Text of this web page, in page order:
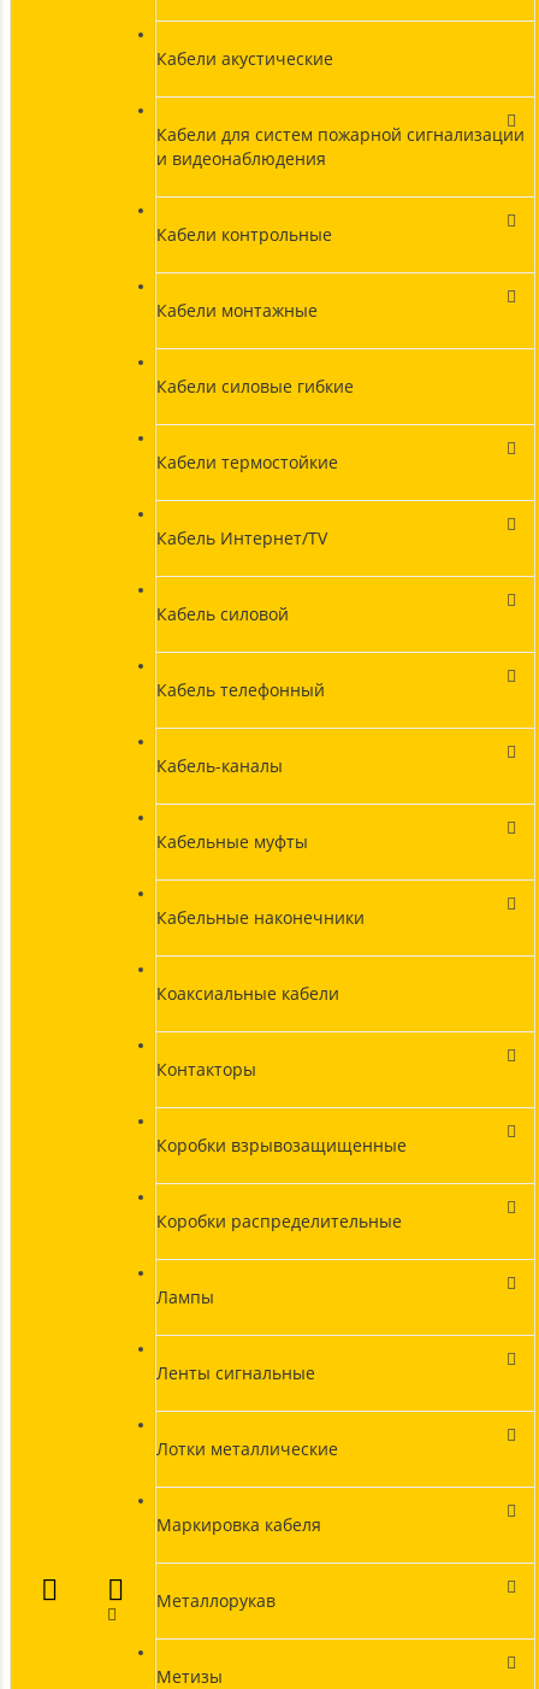
Кабели акустические
Кабели для систем пожарной сигнализации
и видеонаблюдения
Кабели контрольные
Кабели монтажные
Кабели силовые гибкие
Кабели термостойкие
Кабель Интернет/TV
Кабель силовой
Кабель телефонный
Кабель-каналы
Кабельные муфты
Кабельные наконечники
Коаксиальные кабели
Контакторы
Коробки взрывозащищенные
Коробки распределительные
Лампы
Ленты сигнальные
Лотки металлические
Маркировка кабеля
Металлорукав
Метизы